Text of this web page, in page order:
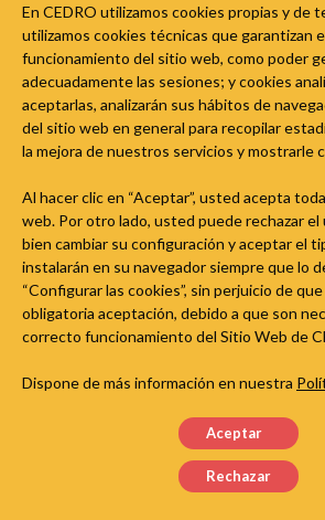
Etusivu»FAQ
As condicións de uso de Spotify Free e
permiten o uso do servizo
persoal. Reproducir música de Spotify
contra das condicións de uso.
More
En CEDRO utilizamos cookies propias y de
utilizamos cookies técnicas que garantizan
funcionamiento del sitio web, como poder
adecuadamente las sesiones; y cookies
aceptarlas, analizarán sus hábitos de
del sitio web en general para recopilar
la mejora de nuestros servicios y mostrarle
Al hacer clic en “Aceptar”, usted acepta
web. Por otro lado, usted puede rechazar el
bien cambiar su configuración y aceptar el
instalarán en su navegador siempre que lo
“Configurar las cookies”, sin perjuicio de
obligatoria aceptación, debido a que son
correcto funcionamiento del Sitio Web de
Dispone de más información en nuestra
Aceptar
Rechazar